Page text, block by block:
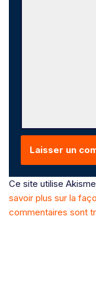
Ce site utilise
savoir plus sur la
commentaires sont